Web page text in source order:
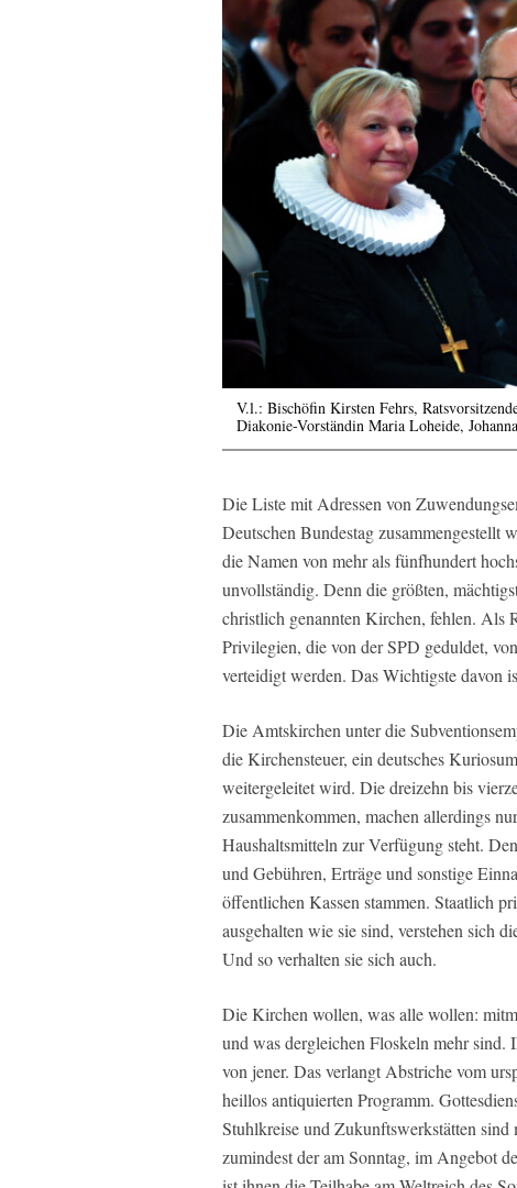
V.l.: Bischöfin Kirsten Fehrs,
Diakonie-Vorständin Maria Loheide,
Die Liste mit Adressen von
Deutschen Bundestag zusammengestellt
die Namen von mehr als fünfhundert
unvollständig. Denn die größten,
christlich genannten Kirchen, fehlen. Als
Privilegien, die von der SPD geduldet,
verteidigt werden. Das Wichtigste davon
Die Amtskirchen unter die
die Kirchensteuer, ein deutsches
weitergeleitet wird. Die dreizehn bis
zusammenkommen, machen allerdings
Haushaltsmitteln zur Verfügung steht.
und Gebühren, Erträge und sonstige
öffentlichen Kassen stammen. Staatlich
ausgehalten wie sie sind, verstehen sich
Und so verhalten sie sich auch.
Die Kirchen wollen, was alle wollen:
und was dergleichen Floskeln mehr sind.
von jener. Das verlangt Abstriche vom
heillos antiquierten Programm.
Stuhlkreise und Zukunftswerkstätten sind
zumindest der am Sonntag, im Angebot